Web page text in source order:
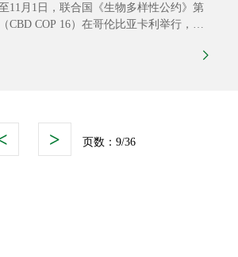
11月1日，联合国《生物多样性公约》第
CBD COP 16）在哥伦比亚卡利举行，本
议等形成进行磋商，以解决在监测框架、
> 页数： 9/36